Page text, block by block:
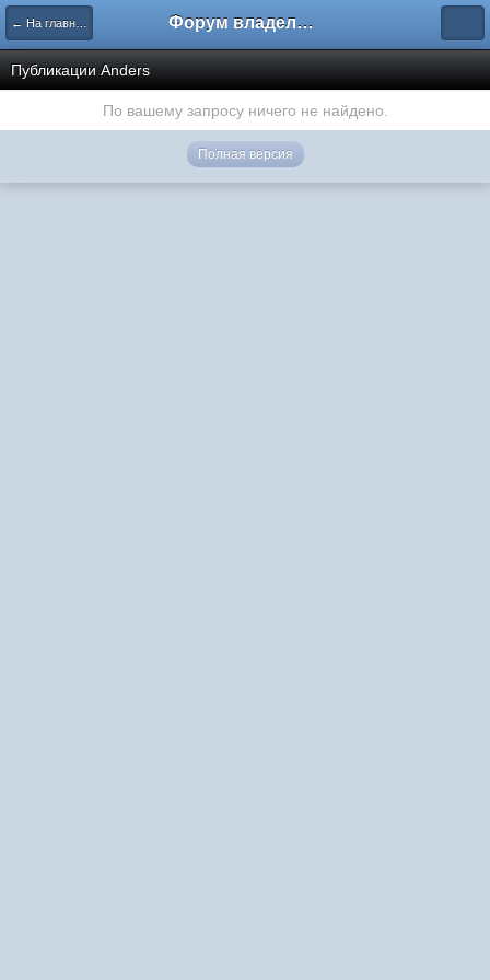
← На главную Форум владельцев интернет-магазинов
Публикации Anders
По вашему запросу ничего не найдено.
Полная версия